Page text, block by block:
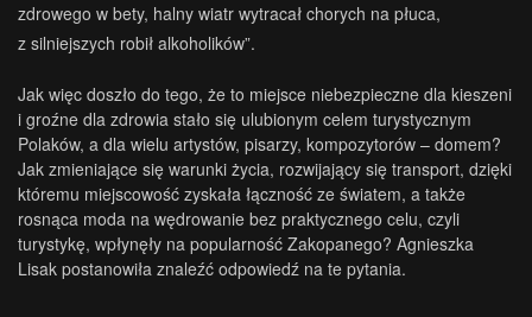
zdrowego w bety, halny wiatr wytracał chorych na płuca,
z silniejszych robił alkoholików”.
Jak więc doszło do tego, że to miejsce niebezpieczne dla kieszeni
i groźne dla zdrowia stało się ulubionym celem turystycznym
Polaków, a dla wielu artystów, pisarzy, kompozytorów – domem?
Jak zmieniające się warunki życia, rozwijający się transport, dzięki
któremu miejscowość zyskała łączność ze światem, a także
rosnąca moda na wędrowanie bez praktycznego celu, czyli
turystykę, wpłynęły na popularność Zakopanego? Agnieszka
Lisak postanowiła znaleźć odpowiedź na te pytania.